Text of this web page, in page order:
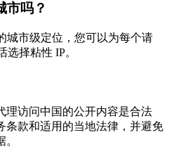
市吗？
城市级定位，您可以为每个请
择粘性 IP。
理访问中国的公开内容是合法
条款和适用的当地法律，并避免